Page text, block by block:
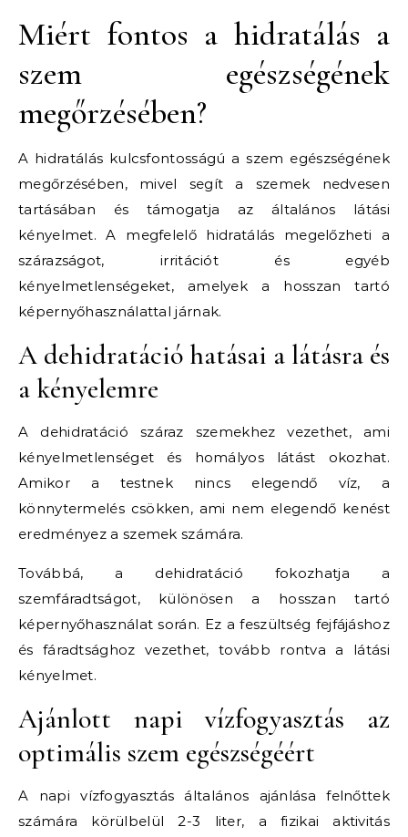
Miért fontos a hidratálás a
szem egészségének
megőrzésében?
A hidratálás kulcsfontosságú a szem egészségének
megőrzésében, mivel segít a szemek nedvesen
tartásában és támogatja az általános látási
kényelmet. A megfelelő hidratálás megelőzheti a
szárazságot, irritációt és egyéb
kényelmetlenségeket, amelyek a hosszan tartó
képernyőhasználattal járnak.
A dehidratáció hatásai a látásra és
a kényelemre
A dehidratáció száraz szemekhez vezethet, ami
kényelmetlenséget és homályos látást okozhat.
Amikor a testnek nincs elegendő víz, a
könnytermelés csökken, ami nem elegendő kenést
eredményez a szemek számára.
Továbbá, a dehidratáció fokozhatja a
szemfáradtságot, különösen a hosszan tartó
képernyőhasználat során. Ez a feszültség fejfájáshoz
és fáradtsághoz vezethet, tovább rontva a látási
kényelmet.
Ajánlott napi vízfogyasztás az
optimális szem egészségéért
A napi vízfogyasztás általános ajánlása felnőttek
számára körülbelül 2-3 liter, a fizikai aktivitás